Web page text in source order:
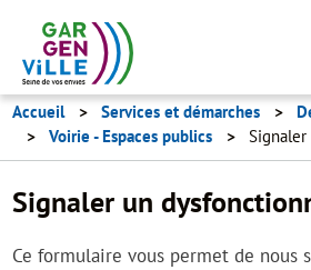
principal
Accueil Services et démarches
Voirie - Espaces publics
Signaler un
Ce formulaire vous permet de nous